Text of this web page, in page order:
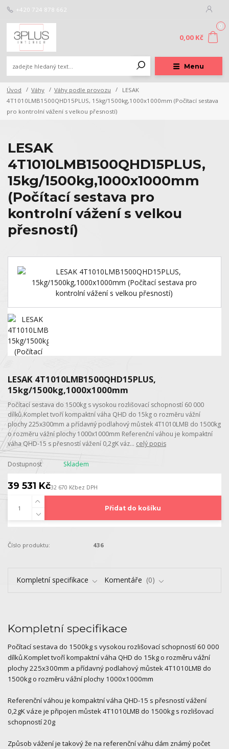
Menu
+420 724 878 662
0
0,00 Kč
Úvod Váhy Váhy podle provozu
LESAK
4T1010LMB1500QHD15PLUS, 15kg/1500kg,1000x1000mm (Počítací sestava
pro kontrolní vážení s velkou přesností)
LESAK
4T1010LMB1500QHD15PLUS,
15kg/1500kg,1000x1000mm
(Počítací sestava pro
kontrolní vážení s velkou
přesností)
LESAK 4T1010LMB1500QHD15PLUS,
15kg/1500kg,1000x1000mm
Počítací sestava do 1500kg s vysokou rozlišovací schopností 60 000
dílků.Komplet tvoří kompaktní váha QHD do 15kg o rozměru vážní
plochy 225x300mm a přídavný podlahový můstek 4T1010LMB do 1500kg
o rozměru vážní plochy 1000x1000mm Referenční váhou je kompaktní
váha QHD-15 s přesností vážení 0,2gK váz... celý popis
Dostupnost Skladem
39 531 Kč32 670 Kčbez DPH
Přidat do košíku
Číslo produktu: 436
Kompletní specifikace Komentáře 0
Kompletní specifikace
Počítací sestava do 1500kg s vysokou rozlišovací schopností 60 000
dílků.Komplet tvoří kompaktní váha QHD do 15kg o rozměru vážní
plochy 225x300mm a přídavný podlahový můstek 4T1010LMB do
1500kg o rozměru vážní plochy 1000x1000mm
Referenční váhou je kompaktní váha QHD-15 s přesností vážení
0,2gK váze je připojen můstek 4T1010LMB do 1500kg s rozlišovací
schopností 20g
Způsob vážení je takový že na referenční váhu dám známý počet